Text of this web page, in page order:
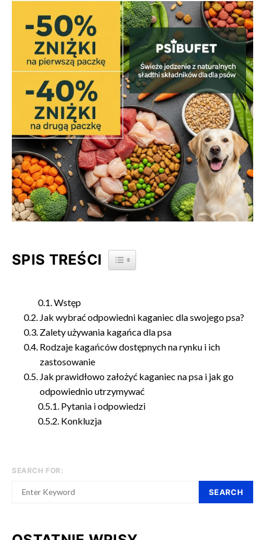
SPIS TREŚCI TOGGLE TABLE OF CONTENT
Wstęp
Jak wybrać odpowiedni kaganiec dla swojego psa?
Zalety używania kagańca dla psa
Rodzaje kagańców dostępnych na rynku i ich
zastosowanie
Jak prawidłowo założyć kaganiec na psa i jak go
odpowiednio utrzymywać
Pytania i odpowiedzi
Konkluzja
SEARCH FOR:
SEARCH